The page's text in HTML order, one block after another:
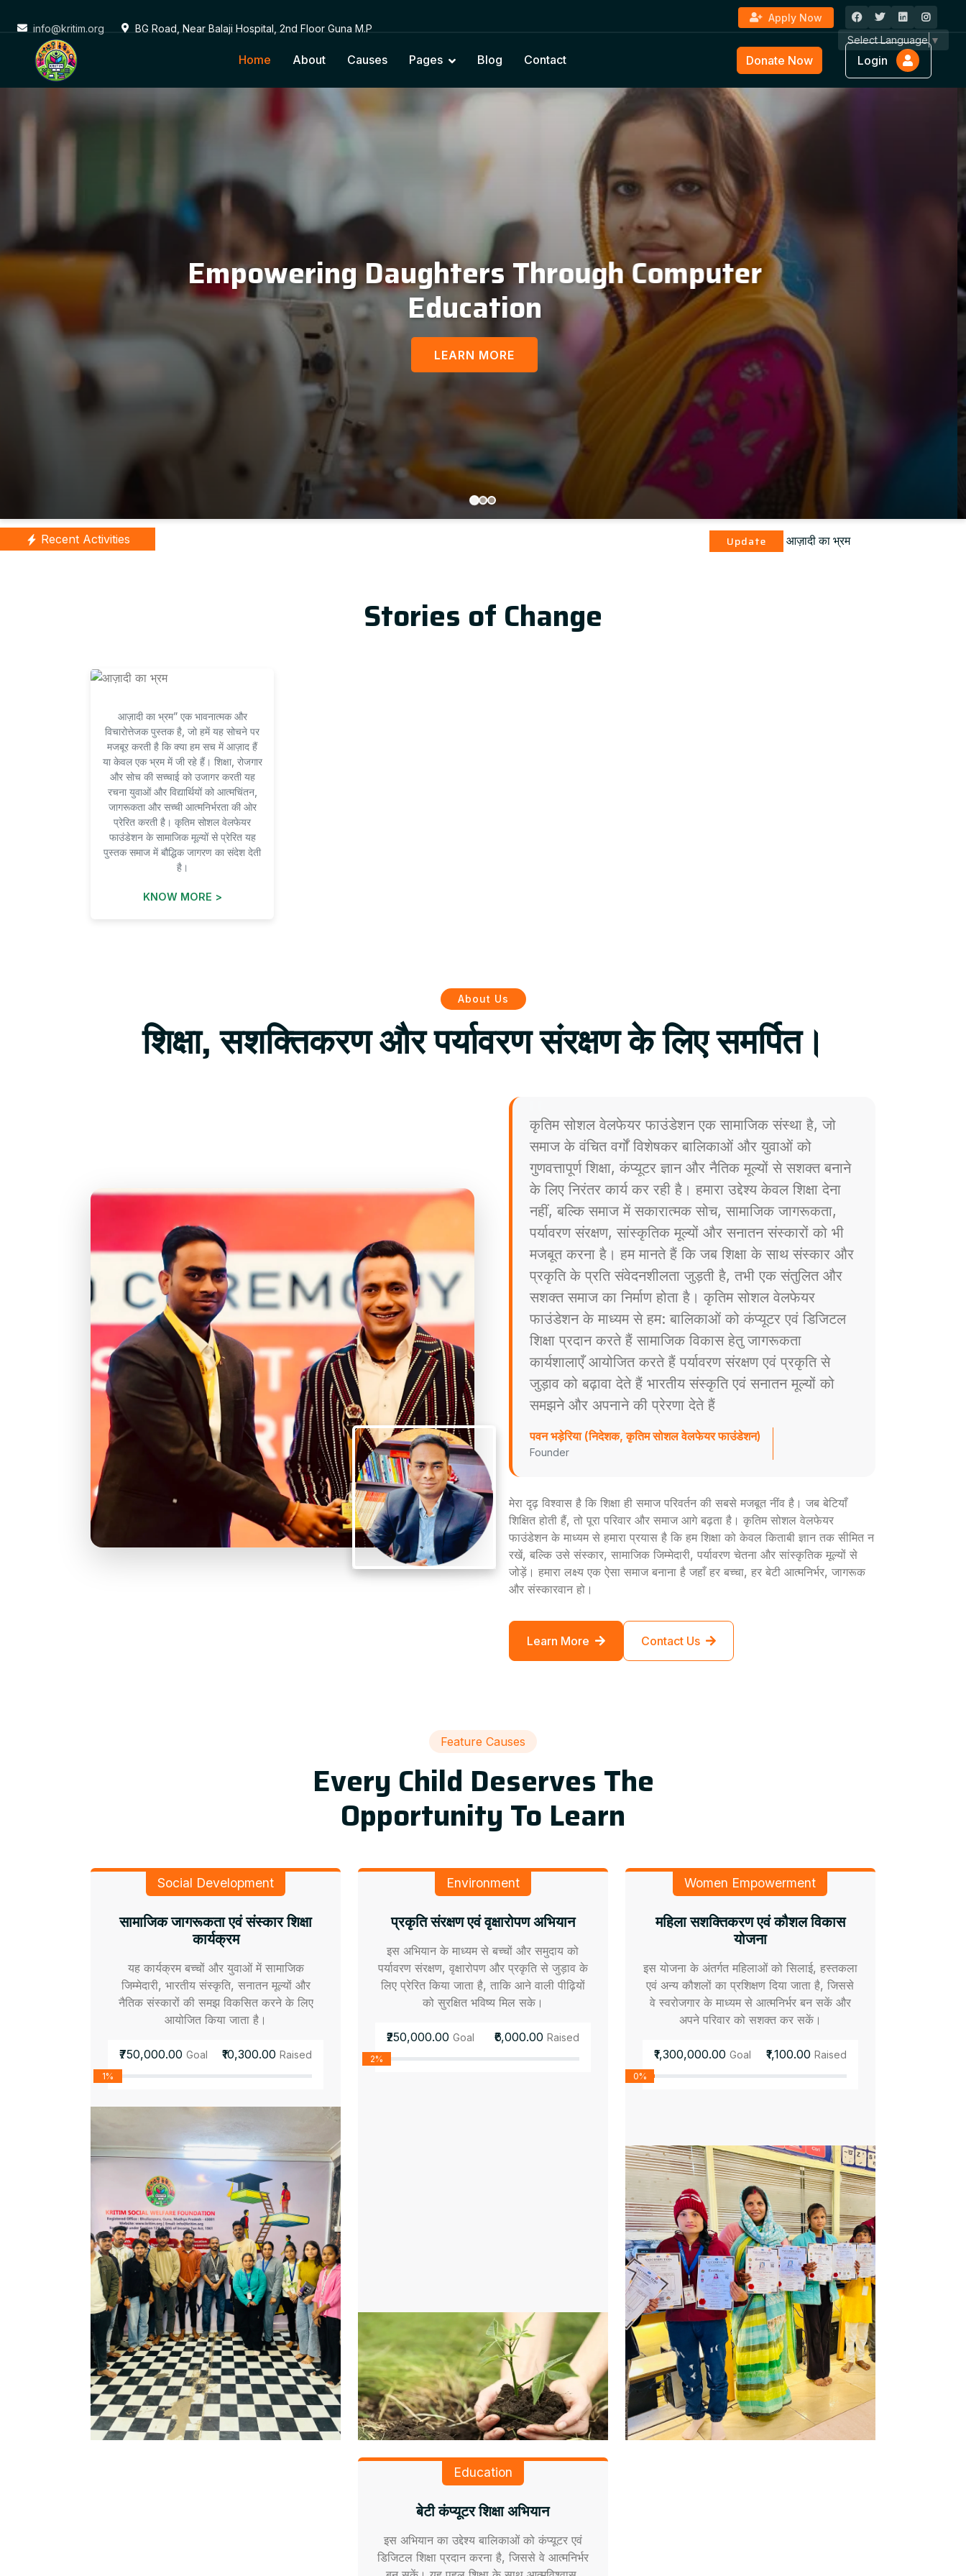
info@kritim.org BG Road, Near Balaji Hospital, 2nd Floor Guna M.P
Apply Now
Select Language ▼
Home About Causes Pages Blog Contact Donate Now Login
Connecting Education with Nature &
Cultural Values
LEARN MORE
Recent Activities आज़ादी का भ्रम
Stories of Change
आज़ादी का भ्रम” एक भावनात्मक और
विचारोत्तेजक पुस्तक है, जो हमें यह सोचने पर
मजबूर करती है कि क्या हम सच में आज़ाद हैं
या केवल एक भ्रम में जी रहे हैं। शिक्षा, रोजगार
और सोच की सच्चाई को उजागर करती यह
रचना युवाओं और विद्यार्थियों को आत्मचिंतन,
जागरूकता और सच्ची आत्मनिर्भरता की ओर
प्रेरित करती है। कृतिम सोशल वेलफेयर
फाउंडेशन के सामाजिक मूल्यों से प्रेरित यह
पुस्तक समाज में बौद्धिक जागरण का संदेश देती
है।
KNOW MORE >
About Us
शिक्षा, सशक्तिकरण और पर्यावरण संरक्षण के लिए समर्पित।
कृतिम सोशल वेलफेयर फाउंडेशन एक सामाजिक संस्था है, जो
समाज के वंचित वर्गों विशेषकर बालिकाओं और युवाओं को
गुणवत्तापूर्ण शिक्षा, कंप्यूटर ज्ञान और नैतिक मूल्यों से सशक्त बनाने
के लिए निरंतर कार्य कर रही है। हमारा उद्देश्य केवल शिक्षा देना
नहीं, बल्कि समाज में सकारात्मक सोच, सामाजिक जागरूकता,
पर्यावरण संरक्षण, सांस्कृतिक मूल्यों और सनातन संस्कारों को भी
मजबूत करना है। हम मानते हैं कि जब शिक्षा के साथ संस्कार और
प्रकृति के प्रति संवेदनशीलता जुड़ती है, तभी एक संतुलित और
सशक्त समाज का निर्माण होता है। कृतिम सोशल वेलफेयर
फाउंडेशन के माध्यम से हम: बालिकाओं को कंप्यूटर एवं डिजिटल
शिक्षा प्रदान करते हैं सामाजिक विकास हेतु जागरूकता
कार्यशालाएँ आयोजित करते हैं पर्यावरण संरक्षण एवं प्रकृति से
जुड़ाव को बढ़ावा देते हैं भारतीय संस्कृति एवं सनातन मूल्यों को
समझने और अपनाने की प्रेरणा देते हैं
पवन भड़ेरिया (निदेशक, कृतिम सोशल वेलफेयर फाउंडेशन)
Founder
मेरा दृढ़ विश्वास है कि शिक्षा ही समाज परिवर्तन की सबसे मजबूत नींव है। जब बेटियाँ
शिक्षित होती हैं, तो पूरा परिवार और समाज आगे बढ़ता है। कृतिम सोशल वेलफेयर
फाउंडेशन के माध्यम से हमारा प्रयास है कि हम शिक्षा को केवल किताबी ज्ञान तक सीमित न
रखें, बल्कि उसे संस्कार, सामाजिक जिम्मेदारी, पर्यावरण चेतना और सांस्कृतिक मूल्यों से
जोड़ें। हमारा लक्ष्य एक ऐसा समाज बनाना है जहाँ हर बच्चा, हर बेटी आत्मनिर्भर, जागरूक
और संस्कारवान हो।
Learn More Contact Us
Feature Causes
Every Child Deserves The
Opportunity To Learn
Social Development
सामाजिक जागरूकता एवं संस्कार शिक्षा
कार्यक्रम
यह कार्यक्रम बच्चों और युवाओं में सामाजिक
जिम्मेदारी, भारतीय संस्कृति, सनातन मूल्यों और
नैतिक संस्कारों की समझ विकसित करने के लिए
आयोजित किया जाता है।
₹750,000.00Goal ₹10,300.00 Raised
1%
Environment
प्रकृति संरक्षण एवं वृक्षारोपण अभियान
इस अभियान के माध्यम से बच्चों और समुदाय को
पर्यावरण संरक्षण, वृक्षारोपण और प्रकृति से जुड़ाव के
लिए प्रेरित किया जाता है, ताकि आने वाली पीढ़ियों
को सुरक्षित भविष्य मिल सके।
₹250,000.00 Goal ₹6,000.00 Raised
2%
Women Empowerment
महिला सशक्तिकरण एवं कौशल विकास
योजना
इस योजना के अंतर्गत महिलाओं को सिलाई, हस्तकला
एवं अन्य कौशलों का प्रशिक्षण दिया जाता है, जिससे
वे स्वरोजगार के माध्यम से आत्मनिर्भर बन सकें और
अपने परिवार को सशक्त कर सकें।
₹1,300,000.00 Goal ₹1,100.00 Raised
0%
Education
बेटी कंप्यूटर शिक्षा अभियान
इस अभियान का उद्देश्य बालिकाओं को कंप्यूटर एवं
डिजिटल शिक्षा प्रदान करना है, जिससे वे आत्मनिर्भर